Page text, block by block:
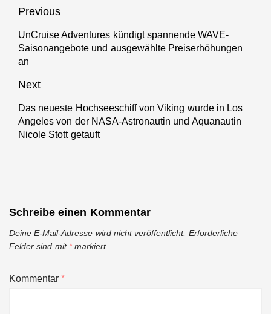
ausverkauft und
im vierten Jahr in
Folge
Beitragsnavigation
Previous
Previous
post:
UnCruise Adventures kündigt spannende WAVE-
Saisonangebote und ausgewählte Preiserhöhungen
an
Next
Next
post:
Das neueste Hochseeschiff von Viking wurde in Los
Angeles von der NASA-Astronautin und Aquanautin
Nicole Stott getauft
Schreibe einen Kommentar
Deine E-Mail-Adresse wird nicht veröffentlicht. Erforderliche
Felder sind mit *markiert
Kommentar*